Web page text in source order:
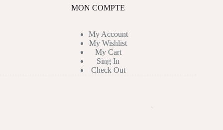
MON COMPTE
My Account
My Wishlist
My Cart
Sing In
Check Out